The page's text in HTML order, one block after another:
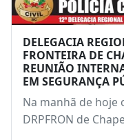
DELEGACIA
FRONTEIRA DE
REUNIÃO
EM SEGURANÇA
Na manhã de hoje
DRPFRON de